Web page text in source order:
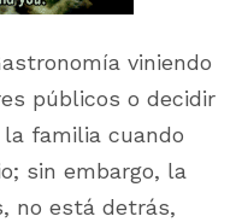
viniendo
públicos o decidir
familia cuando
sin embargo, la
no está detrás,